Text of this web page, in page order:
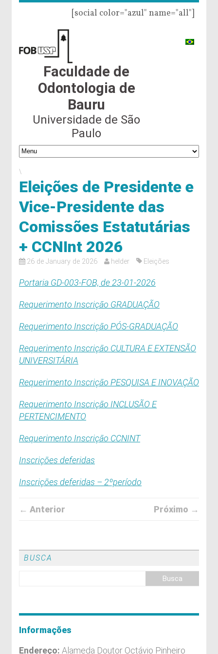
[social color="azul" name="all"]
Faculdade de
Odontologia de
Bauru
Universidade de São
Paulo
\
Eleições de Presidente e
Vice-Presidente das
Comissões Estatutárias
+ CCNInt 2026
26 de January de 2026 helder Eleições
Portaria GD-003-FOB, de 23-01-2026
Requerimento Inscrição GRADUAÇÃO
Requerimento Inscrição PÓS-GRADUAÇÃO
Requerimento Inscrição CULTURA E EXTENSÃO
UNIVERSITÁRIA
Requerimento Inscrição PESQUISA E INOVAÇÃO
Requerimento Inscrição INCLUSÃO E
PERTENCIMENTO
Requerimento Inscrição CCNINT
Inscrições deferidas
Inscrições deferidas – 2ºperíodo
← Anterior Próximo →
BUSCA
Informações
Endereço: Alameda Doutor Octávio Pinheiro